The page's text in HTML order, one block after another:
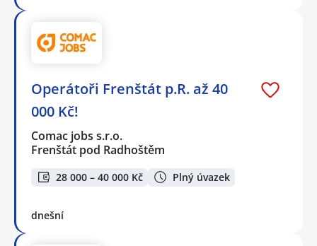
Operátoři Frenštát p.R. až 40
000 Kč!
Comac jobs s.r.o.
Frenštát pod Radhoštěm
28 000 – 40 000 Kč Plný úvazek
dnešní